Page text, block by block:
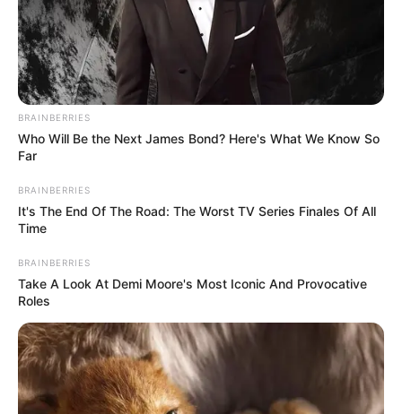
BRAINBERRIES
Who Will Be the Next James Bond? Here's What We Know So
Far
BRAINBERRIES
It's The End Of The Road: The Worst TV Series Finales Of All
Time
BRAINBERRIES
Take A Look At Demi Moore's Most Iconic And Provocative
Roles